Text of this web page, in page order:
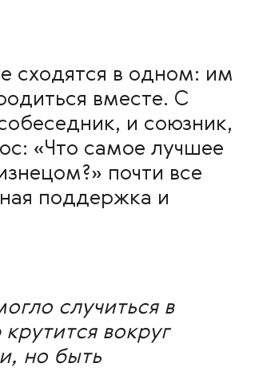
сходятся в одном: им
вместе. С
и союзник,
«Что самое лучшее
почти все
поддержка и
случиться в
вокруг
но быть